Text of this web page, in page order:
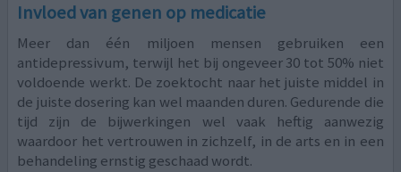
Invloed van genen op medicatie
Meer dan één miljoen mensen gebruiken een
antidepressivum, terwijl het bij ongeveer 30 tot 50% niet
voldoende werkt. De zoektocht naar het juiste middel in
de juiste dosering kan wel maanden duren. Gedurende die
tijd zijn de bijwerkingen wel vaak heftig aanwezig
waardoor het vertrouwen in zichzelf, in de arts en in een
behandeling ernstig geschaad wordt.